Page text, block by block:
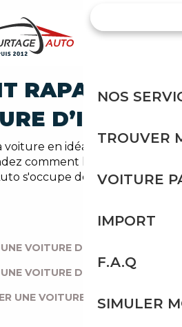
RAPATRIER
D’ITALIE ?
voiture en idéale en Italie, et
comment la rapatrier ?
s'occupe de tout.
VOITURE D’EUROPE ?
VOITURE DEPUIS L’ITALIE ?
UNE VOITURE D’ITALIE ?
NOS
TROUVER
VOITURE
IMPORT
F.A.Q
SIMULER